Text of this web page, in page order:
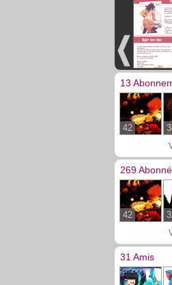
13
42
269
42
31 Amis